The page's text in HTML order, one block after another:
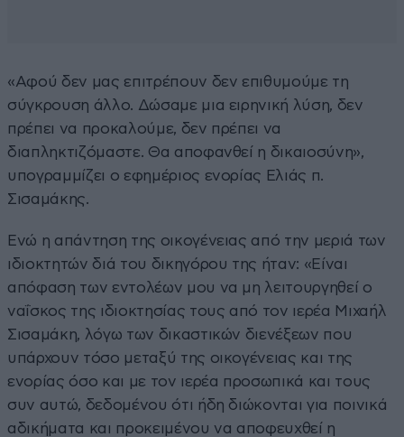
«Αφού δεν μας επιτρέπουν δεν επιθυμούμε τη
σύγκρουση άλλο. Δώσαμε μια ειρηνική λύση, δεν
πρέπει να προκαλούμε, δεν πρέπει να
διαπληκτιζόμαστε. Θα αποφανθεί η δικαιοσύνη»,
υπογραμμίζει ο εφημέριος ενορίας Ελιάς π.
Σισαμάκης.
Ενώ η απάντηση της οικογένειας από την μεριά των
ιδιοκτητών διά του δικηγόρου της ήταν: «Είναι
απόφαση των εντολέων μου να μη λειτουργηθεί ο
ναΐσκος της ιδιοκτησίας τους από τον ιερέα Μιχαήλ
Σισαμάκη, λόγω των δικαστικών διενέξεων που
υπάρχουν τόσο μεταξύ της οικογένειας και της
ενορίας όσο και με τον ιερέα προσωπικά και τους
συν αυτώ, δεδομένου ότι ήδη διώκονται για ποινικά
αδικήματα και προκειμένου να αποφευχθεί η